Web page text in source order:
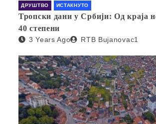
ДРУШТВО ИСТАКНУТО
Тропски дани у Србији: Од краја
40 степени
3 Years Ago RTB Bujanovac1